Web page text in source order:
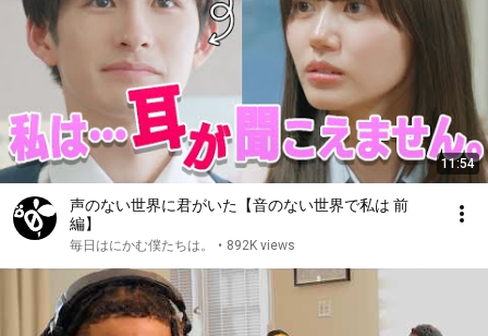
11:54
声のない世界に君がいた【音のない世界で私は 前
編】
毎日はにかむ僕たちは。 • 892K views